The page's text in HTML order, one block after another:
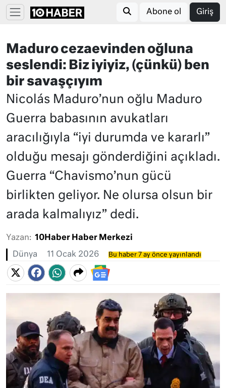
Abone ol Giriş
Maduro cezaevinden oğluna
seslendi: Biz iyiyiz, (çünkü) ben
bir savaşçıyım
Nicolás Maduro’nun oğlu Maduro
Guerra babasının avukatları
aracılığıyla “iyi durumda ve kararlı”
olduğu mesajı gönderdiğini açıkladı.
Guerra “Chavismo’nun gücü
birlikten geliyor. Ne olursa olsun bir
arada kalmalıyız” dedi.
Yazan: 10Haber Haber Merkezi
Dünya 11 Ocak 2026 Bu haber 7 ay önce yayınlandı